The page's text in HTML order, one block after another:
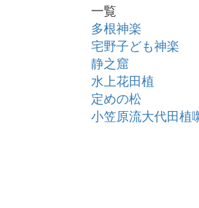
一覧
多根神楽
宅野子ども神楽
静之窟
水上花田植
定めの松
小笠原流大代田植